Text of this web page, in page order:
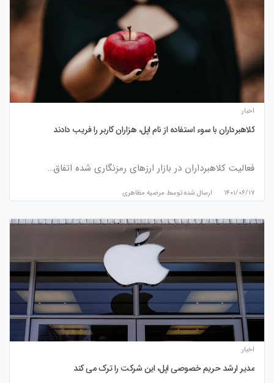
اخبار
کلاهبرداران با سوء استفاده از نام اپل، هزاران کاربر را فریب دادند
فعالیت کلاهبرداران در بازار ارزهای رمزنگاری شده اتفاق…
۱۴۰۱/۰۶/۱۷ ارسال شده توسط مرضیه مظاهری
اخبار
مدیر ارشد حریم خصوصی اپل، این شرکت را ترک می کند